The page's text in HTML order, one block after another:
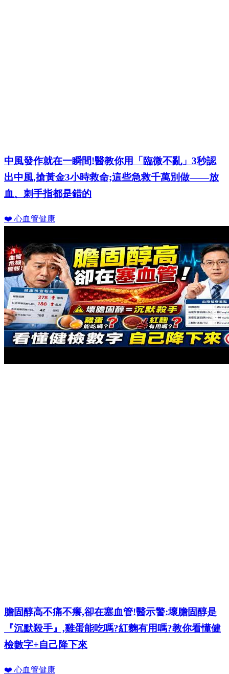
中風發作就在一瞬間!醫教你用「臨微不亂」3秒認
出中風,搶黃金3小時救命;這些急救千萬別做——放
血、刺手指都是錯的
❤️ 心血管健康
膽固醇高不痛不癢,卻在塞血管!醫示警:壞膽固醇是
『沉默殺手』,雞蛋能吃嗎?紅麴有用嗎?教你看懂健
檢數字+自己降下來
❤️ 心血管健康